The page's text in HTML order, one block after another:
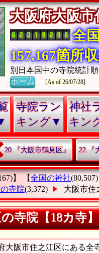
大阪府大阪
全
157,167箇所
別日本国中の寺院統計
ホーム
[As of 26/07/28]
寺院ラン
キング▼
神社
キン
20.『大阪市鶴見区』 22.『
】 【全国の神社(80,507)
寺院(3,372) 大阪市住
寺院【18カ寺
大阪市住之江区にある全